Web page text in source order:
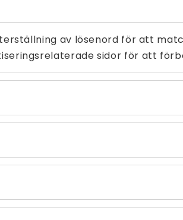
av lösenord för att
sidor för att